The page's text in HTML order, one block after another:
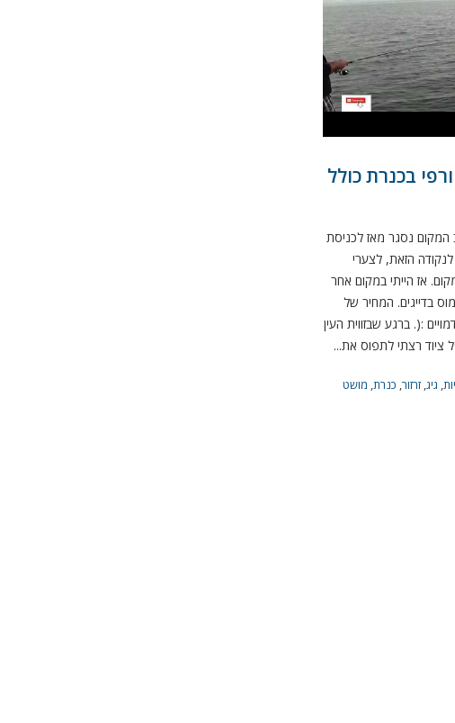
בכנרת כולל
נסגר מאז לכניסת
לנקודה הזאת, לצערי
אז הייתי במקום אחר
בדייגים. המחיר של
איבוד מהיר של 3 דמויים :(. ברגע שבזווית העין
רצתי לתפוס את...
, גיג,זרזור, כנרת, מושט